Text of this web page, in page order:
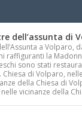
dell’assunta di
a Volparo,
raffiguranti la
sono stati
di Volparo,
della Chiesa di
vicinanze della